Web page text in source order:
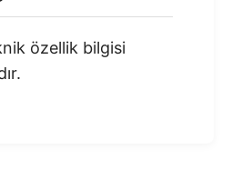
özellik bilgisi